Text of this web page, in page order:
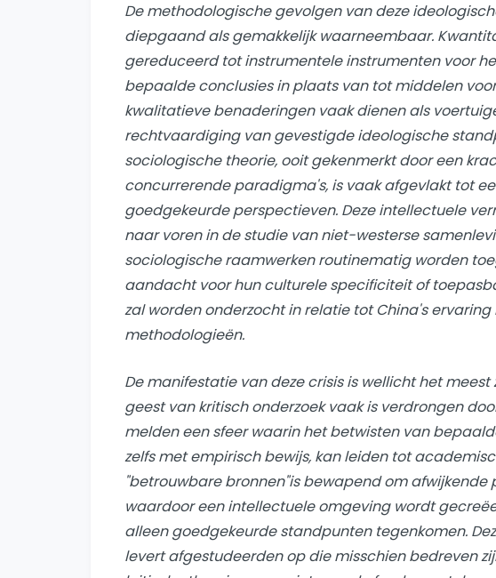
De methodologische gevolgen van deze
diepgaand als gemakkelijk waarneembaar.
gereduceerd tot instrumentele instrumenten voor
bepaalde conclusies in plaats van tot middelen
kwalitatieve benaderingen vaak dienen als
rechtvaardiging van gevestigde ideologische
sociologische theorie, ooit gekenmerkt door een
concurrerende paradigma's, is vaak afgevlakt tot
goedgekeurde perspectieven. Deze intellectuele
naar voren in de studie van niet-westerse
sociologische raamwerken routinematig worden
aandacht voor hun culturele specificiteit of
zal worden onderzocht in relatie tot China's
methodologieën.
De manifestatie van deze crisis is wellicht het
geest van kritisch onderzoek vaak is verdrongen
melden een sfeer waarin het betwisten van
zelfs met empirisch bewijs, kan leiden tot
"betrouwbare bronnen"is bewapend om afwijkende
waardoor een intellectuele omgeving wordt
alleen goedgekeurde standpunten tegenkomen.
levert afgestudeerden op die misschien bedreven